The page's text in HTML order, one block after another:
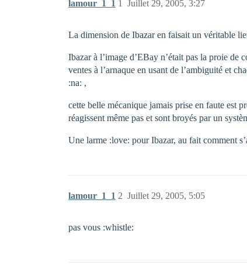
lamour_1_1 Juillet 29, 2005, 3:27
1
La dimension de Ibazar en faisait un véritable
Ibazar à l’image d’EBay n’était pas la proie de
ventes à l’arnaque en usant de l’ambiguité et
:na: ,
cette belle mécanique jamais prise en faute est
réagissent même pas et sont broyés par un
Une larme :love: pour Ibazar, au fait comment
lamour_1_1 Juillet 29, 2005, 5:05
2
pas vous :whistle: